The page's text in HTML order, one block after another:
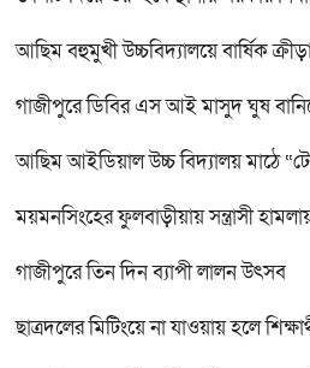
আছিম বহুমুখী উচ্চবিদ্যালয়ে বার্ষিক
গাজীপুরে ডিবির এস আই মাসুদ ঘুষ
আছিম আইডিয়াল উচ্চ বিদ্যালয় মাঠে
ময়মনসিংহের ফুলবাড়ীয়ায় সন্ত্রাসী
গাজীপুরে তিন দিন ব্যাপী লালন উৎসব
ছাত্রদলের মিটিংয়ে না যাওয়ায় হলে